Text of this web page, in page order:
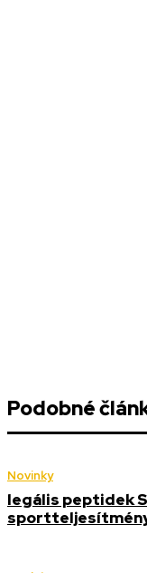
Podobné
Novinky
legális peptidek